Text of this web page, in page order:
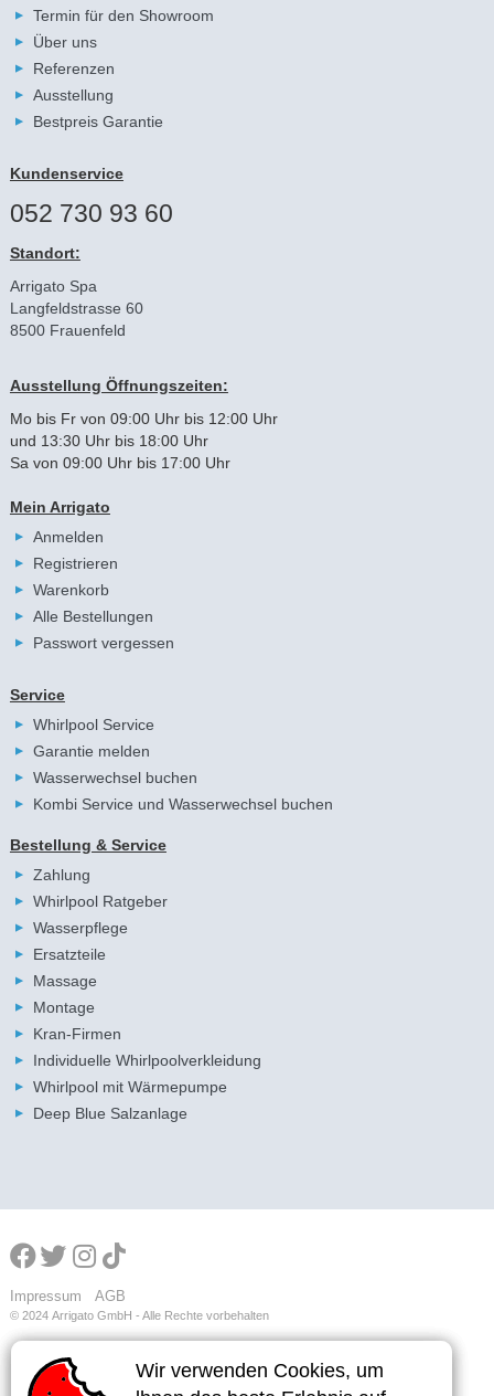
Wir verwenden Cookies, um
Wir verwenden Cookies, um
Wir verwenden Cookies, um
Termin für den Showroom
Über uns
Referenzen
Ausstellung
Bestpreis Garantie
Kundenservice
052 730 93 60
Standort:
Arrigato Spa
Langfeldstrasse 60
8500 Frauenfeld
Ausstellung Öffnungszeiten:
Mo bis Fr von 09:00 Uhr bis 12:00 Uhr
und 13:30 Uhr bis 18:00 Uhr
Sa von 09:00 Uhr bis 17:00 Uhr
Mein Arrigato
Anmelden
Registrieren
Warenkorb
Alle Bestellungen
Passwort vergessen
Service
Whirlpool Service
Garantie melden
Wasserwechsel buchen
Kombi Service und Wasserwechsel buchen
Bestellung & Service
Zahlung
Whirlpool Ratgeber
Wasserpflege
Ersatzteile
Massage
Montage
Kran-Firmen
Individuelle Whirlpoolverkleidung
Whirlpool mit Wärmepumpe
Deep Blue Salzanlage
Impressum AGB
© 2024 Arrigato GmbH - Alle Rechte vorbehalten